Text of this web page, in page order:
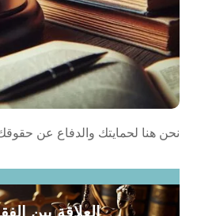
نحن هنا لحمايتك والدفاع عن
العلاقة بين